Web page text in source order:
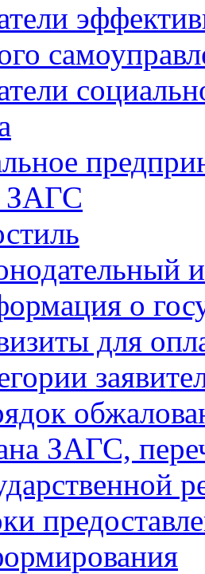
ЗАГС
о
для
ЗАГС,